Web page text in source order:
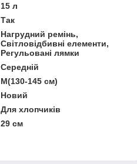
15 л
Так
Нагрудний ремінь,
Світловідбивні елементи,
Регульовані лямки
Середній
M(130-145 см)
Новий
Для хлопчиків
29 см